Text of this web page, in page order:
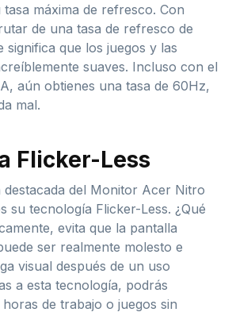
máxima de refresco. Con
de una tasa de refresco de
significa que los juegos y las
suaves. Incluso con el
aún obtienes una tasa de 60Hz,
mal.
Flicker-Less
del Monitor Acer Nitro
su tecnología Flicker-Less. ¿Qué
evita que la pantalla
ser realmente molesto e
visual después de un uso
a esta tecnología, podrás
de trabajo o juegos sin